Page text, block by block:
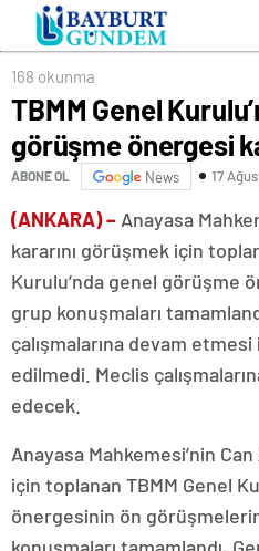
168 okunma
TBMM Genel
görüşme önergesi
ABONE OL News 17
(ANKARA) – Anayasa
kararını görüşmek için
Kurulu’nda genel görüşme
grup konuşmaları
çalışmalarına devam
edilmedi. Meclis
edecek.
Anayasa Mahkemesi’nin
için toplanan TBMM Genel
önergesinin ön